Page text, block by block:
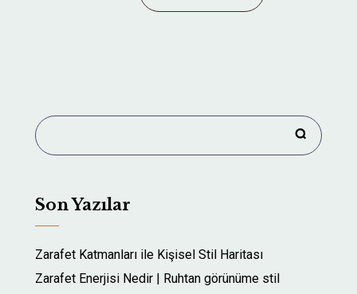
Son Yazılar
Zarafet Katmanları ile Kişisel Stil Haritası
Zarafet Enerjisi Nedir | Ruhtan görünüme stil